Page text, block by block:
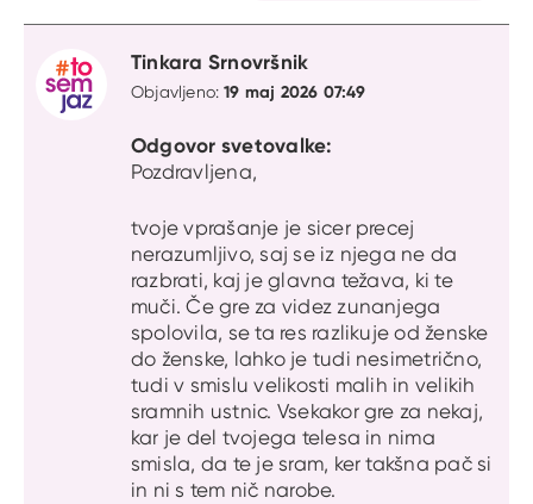
Tinkara Srnovršnik
Objavljeno:19 maj 2026 07:49
Odgovor svetovalke:
Pozdravljena,
tvoje vprašanje je sicer precej
nerazumljivo, saj se iz njega ne da
razbrati, kaj je glavna težava, ki te
muči. Če gre za videz zunanjega
spolovila, se ta res razlikuje od ženske
do ženske, lahko je tudi nesimetrično,
tudi v smislu velikosti malih in velikih
sramnih ustnic. Vsekakor gre za nekaj,
kar je del tvojega telesa in nima
smisla, da te je sram, ker takšna pač si
in ni s tem nič narobe.